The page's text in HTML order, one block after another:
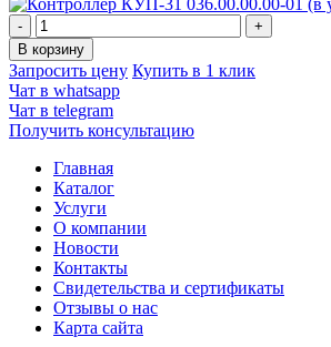
Запросить цену Купить в 1 клик
Чат в whatsapp
Чат в telegram
Получить консультацию
Главная
Каталог
Услуги
О компании
Новости
Контакты
Свидетельства и сертификаты
Отзывы о нас
Карта сайта